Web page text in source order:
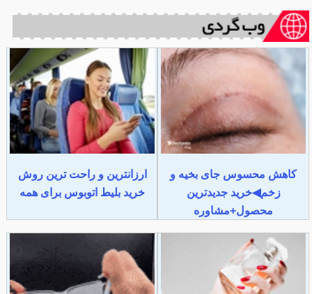
کاهش محسوس جای بخیه و
زخم◀خرید جدیدترین
محصول+مشاوره
ارزانترین و راحت ترین روش
خرید بلیط اتوبوس برای همه